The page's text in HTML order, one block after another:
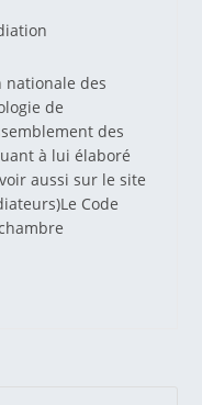
nationale des
de
des
à lui élaboré
aussi sur le site
Code